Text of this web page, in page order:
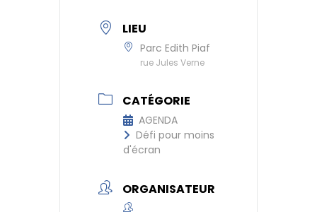
LIEU
Parc Edith Piaf
rue Jules Verne
CATÉGORIE
AGENDA
Défi pour moins
d'écran
ORGANISATEUR